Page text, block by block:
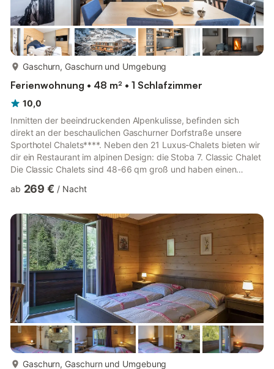
Gaschurn, Gaschurn und Umgebung
Ferienwohnung • 48 m² • 1 Schlafzimmer
10,0
Inmitten der beeindruckenden Alpenkulisse, befinden sich
direkt an der beschaulichen Gaschurner Dorfstraße unsere
Sporthotel Chalets****. Neben den 21 Luxus-Chalets bieten wir
dir ein Restaurant im alpinen Design: die Stoba 7. Classic Chalet
Die Classic Chalets sind 48-66 qm groß und haben einen
Schlafcouch. Zusätzlich bieten diese Chalets eine Küche und
Bergblick. Badezimmer mit großer Dampfdusche (Dampfbad)
und separatem WC. Zusätzliche Badewanne auf Anfrage. The
classic chalet is...
ab 269 € / Nacht
Gaschurn, Gaschurn und Umgebung